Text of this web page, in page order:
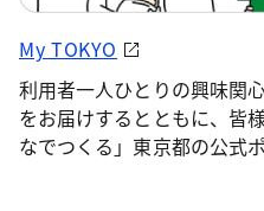
My TOKYO
利用者一人ひとりの興味関
をお届けするとともに、皆
なでつくる」東京都の公式